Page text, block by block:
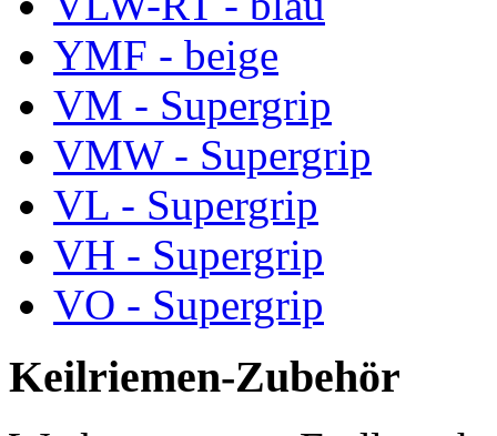
YMF - beige
VM - Supergrip
VMW - Supergrip
VL - Supergrip
VH - Supergrip
VO - Supergrip
Keilriemen-Zubehör